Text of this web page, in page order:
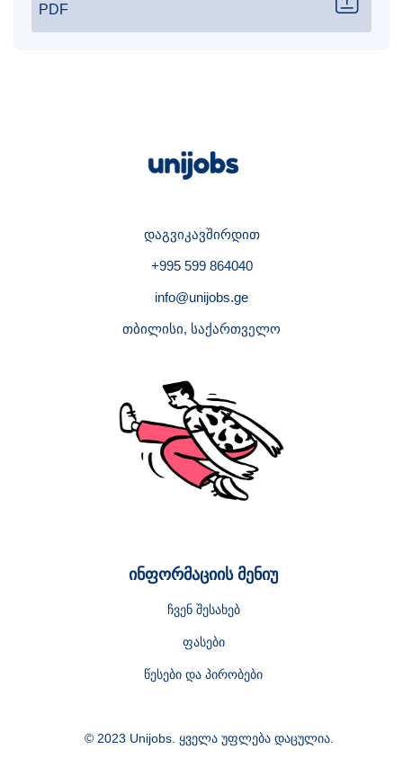
PDF
დაგვიკავშირდით
+995 599 864040
info@unijobs.ge
თბილისი, საქართველო
ინფორმაციის მენიუ
ჩვენ შესახებ
ფასები
წესები და პირობები
© 2023 Unijobs. ყველა უფლება დაცულია.